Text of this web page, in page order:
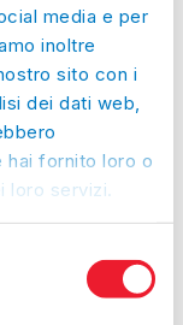
media e per
inoltre
sito con i
dei dati web,
hai fornito loro o
loro servizi.